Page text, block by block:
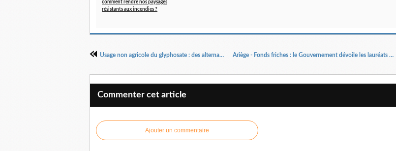
comment rendre nos paysages
résistants aux incendies ?
Usage non agricole du glyphosate : des alternatives très limitées Ariège - Fonds friches : le Gouvernement dévoile les lauréats des appels à projets
Commenter cet article
Ajouter un commentaire